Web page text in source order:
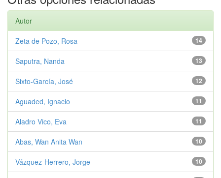
Autor
14
Zeta de Pozo, Rosa
13
Saputra, Nanda
12
Sixto-García, José
11
Aguaded, Ignacio
11
Aladro Vico, Eva
10
Abas, Wan Anita Wan
10
Vázquez-Herrero, Jorge